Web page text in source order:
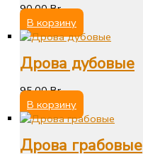
90,00Br
В корзину
Дрова дубовые
95,00Br
В корзину
Дрова грабовые